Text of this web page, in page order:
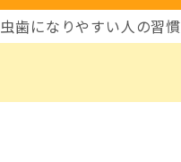
虫歯になりやすい人の習慣